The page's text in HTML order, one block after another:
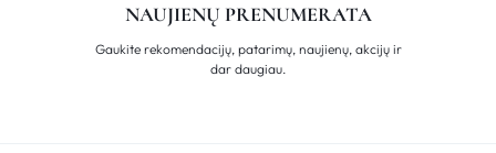
NAUJIENŲ PRENUMERATA
Gaukite rekomendacijų, patarimų, naujienų, akcijų ir
dar daugiau.